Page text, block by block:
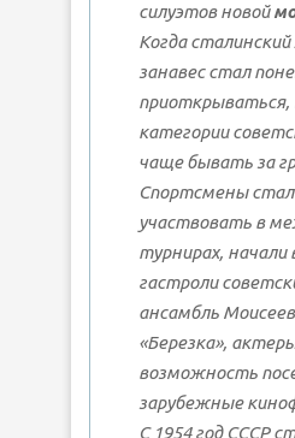
силуэтов новой
Когда
занавес стал
категории
чаще бывать за
Спортсмены
участвовать в
турнирах,
гастроли
ансамбль
«Березка»,
возможность
зарубежные
С 1954 год СССР